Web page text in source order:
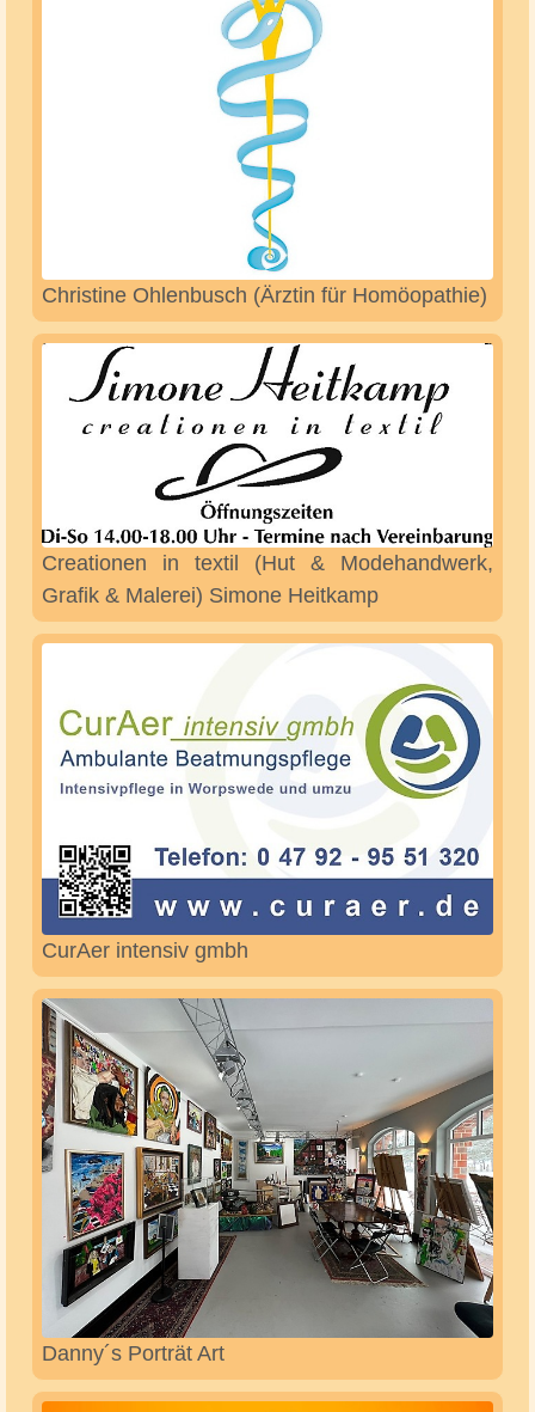
Böse Zahnärztliche Gemeinschaftspraxis
Lunestedt Tyll und Christina Böse Zahnärzte
Budi & Alex Gebäudereinigung Alex Milanovic
(Geschäftsführer)
Caesars Fahrschule Matthias Caesar (Inhaber)
Café Scheibner Kirsten Meier-Holstein
Century21 Nielsen Immobilien Lisa-Marie
Medrow